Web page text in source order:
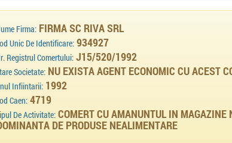
Firma: FIRMA SC RIVA SRL
Unic De Identificare: 934927
Registrul Comertului: J15/520/1992
Societate: NU EXISTA AGENT ECONOMIC CU ACEST
Infiintarii: 1992
Caen: 4719
De Activitate: COMERT CU AMANUNTUL IN MAGAZINE
DE PRODUSE NEALIMENTARE